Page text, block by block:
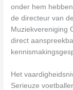
onder hem
de directeur van
Muziekvereniging
direct
Het
Serieuze